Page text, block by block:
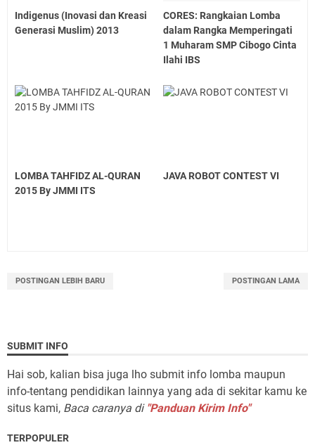
Indigenus (Inovasi dan Kreasi
Generasi Muslim) 2013
CORES: Rangkaian Lomba
dalam Rangka Memperingati
1 Muharam SMP Cibogo Cinta
Ilahi IBS
LOMBA TAHFIDZ AL-QURAN
2015 By JMMI ITS
JAVA ROBOT CONTEST VI
POSTINGAN LEBIH BARU POSTINGAN LAMA
SUBMIT INFO
Hai sob, kalian bisa juga lho submit info lomba maupun
info-tentang pendidikan lainnya yang ada di sekitar kamu ke
situs kami, Baca caranya di "Panduan Kirim Info"
TERPOPULER